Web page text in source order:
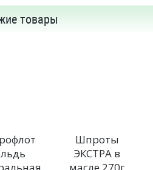
товары
Шпроты
ЭКСТРА в